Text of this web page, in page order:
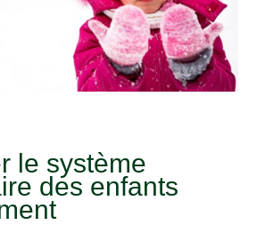
le système
des enfants